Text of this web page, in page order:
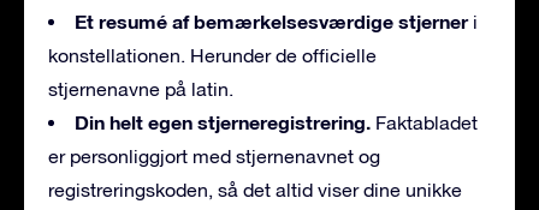
Et resumé af bemærkelsesværdige stjerneri
konstellationen. Herunder de officielle
stjernenavne på latin.
Din helt egen stjerneregistrering. Faktabladet
er personliggjort med stjernenavnet og
registreringskoden, så det altid viser dine unikke